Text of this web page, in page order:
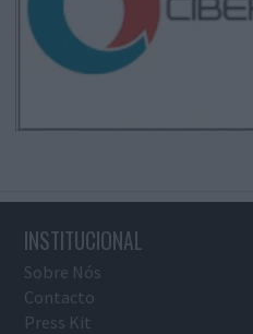
INSTITUCIONAL
Sobre Nós
Contacto
Press Kit